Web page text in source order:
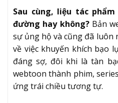
Sau cùng, liệu tác
đường hay không? Bản
sự ủng hộ và cũng đã luôn
về việc khuyến khích bạo
đáng sợ, đôi khi là tàn
webtoon thành phim,
ứng trái chiều tương tự.